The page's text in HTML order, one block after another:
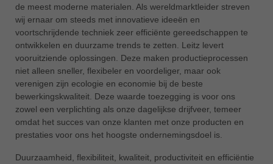
de meest moderne materialen. Als wereldmarktleider streven
wij ernaar om steeds met innovatieve ideeën en
voortschrijdende techniek zeer efficiënte gereedschappen te
ontwikkelen en duurzame trends te zetten. Leitz levert
vooruitziende oplossingen. Deze maken productieprocessen
niet alleen sneller, flexibeler en voordeliger, maar ook
verenigen zijn ecologie en economie bij de beste
bewerkingskwaliteit. Deze waarde toezegging is voor ons
zowel een verplichting als onze dagelijkse drijfveer, temeer
omdat het succes van onze klanten met onze producten en
prestaties voor ons het hoogste ondernemingsdoel is.
Duurzaamheid, flexibiliteit, kwaliteit, productiviteit en efficiëntie